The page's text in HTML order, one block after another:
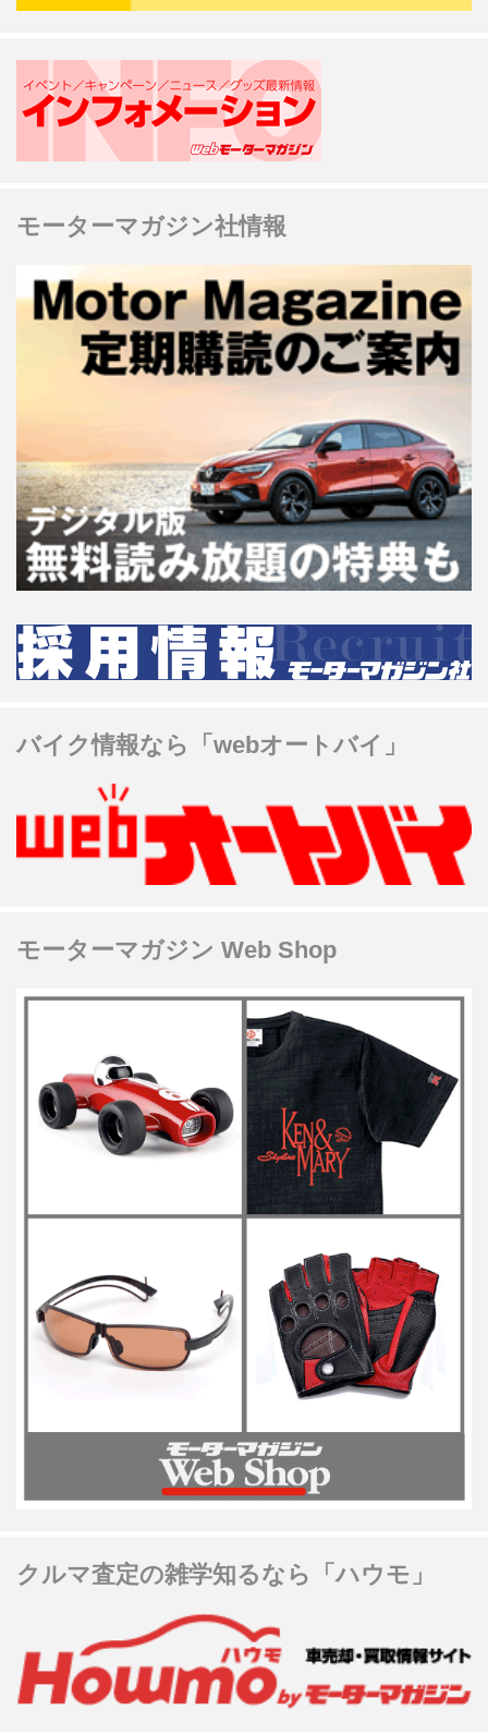
モーターマガジン社情報
バイク情報なら「webオートバイ」
モーターマガジン Web Shop
クルマ査定の雑学知るなら「ハウモ」